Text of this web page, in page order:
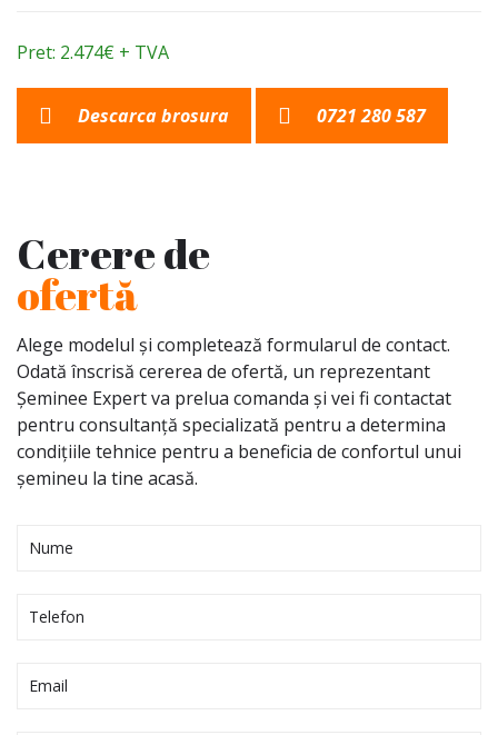
Pret: 2.474€ + TVA
Descarca brosura 0721 280 587
Cerere de
ofertă
Alege modelul și completează formularul de contact.
Odată înscrisă cererea de ofertă, un reprezentant
Șeminee Expert va prelua comanda și vei fi contactat
pentru consultanță specializată pentru a determina
condițiile tehnice pentru a beneficia de confortul unui
șemineu la tine acasă.